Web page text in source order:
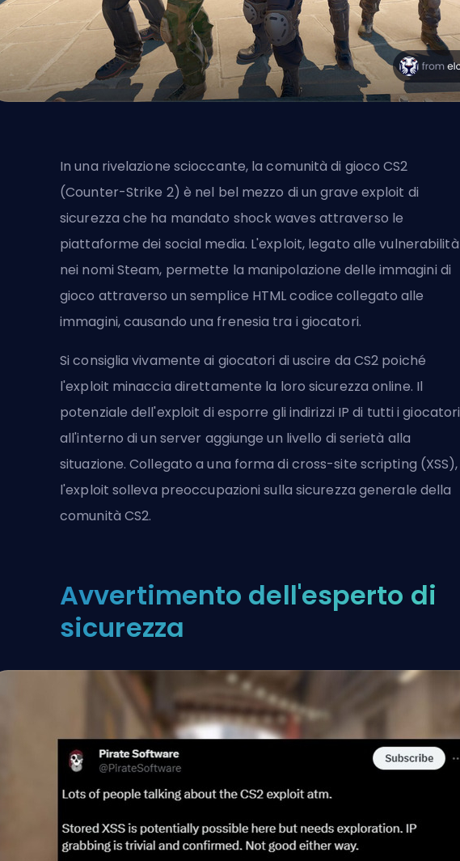
In una rivelazione scioccante, la comunità di gioco CS2
(Counter-Strike 2) è nel bel mezzo di un grave exploit di
sicurezza che ha mandato shock waves attraverso le
piattaforme dei social media. L'exploit, legato alle vulnerabilità
nei nomi Steam, permette la manipolazione delle immagini di
gioco attraverso un semplice HTMLcodice collegato alle
immagini, causando una frenesia tra i giocatori.
Si consiglia vivamente ai giocatori di uscire da CS2 poiché
l'exploit minaccia direttamente la loro sicurezza online. Il
potenziale dell'exploit di esporre gli indirizzi IP di tutti i giocatori
all'interno di un server aggiunge un livello di serietà alla
situazione. Collegato a una forma di cross-site scripting (XSS),
l'exploit solleva preoccupazioni sulla sicurezza generale della
comunità CS2.
Avvertimento dell'esperto di
sicurezza